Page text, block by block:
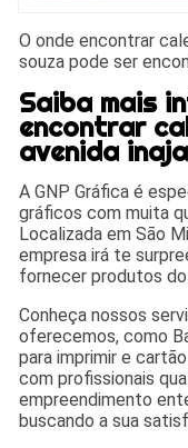
O onde encontrar
souza pode ser
Saiba mais
encontrar
avenida
A GNP Gráfica é
gráficos com muita
Localizada em São
empresa irá te
fornecer produtos
Conheça nossos
oferecemos, como
para imprimir e
com profissionais
empreendimento
buscando a sua